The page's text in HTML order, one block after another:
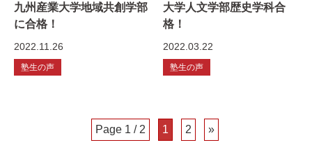
九州産業大学地域共創学部
に合格！
2022.11.26
塾生の声
大学人文学部歴史学科合
格！
2022.03.22
塾生の声
Page 1 / 2 1 2 »